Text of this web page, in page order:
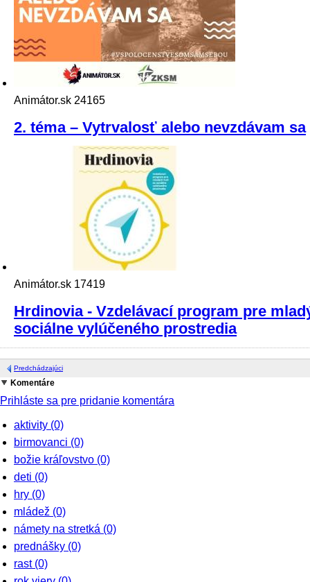
Animátor.sk 24165
2. téma – Vytrvalosť alebo nevzdávam sa
Animátor.sk 17419
Hrdinovia - Vzdelávací program pre
sociálne vylúčeného prostredia
Predchádzajúci
Komentáre
Prihláste sa pre pridanie komentára
aktivity (0)
birmovanci (0)
božie kráľovstvo (0)
deti (0)
hry (0)
mládež (0)
námety na stretká (0)
prednášky (0)
rast(0)